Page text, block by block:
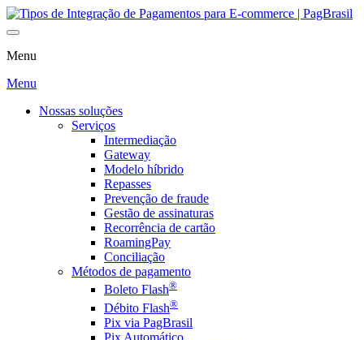
Menu
Menu
Nossas soluções
Serviços
Intermediação
Gateway
Modelo híbrido
Repasses
Prevenção de fraude
Gestão de assinaturas
Recorrência de cartão
RoamingPay
Conciliação
Métodos de pagamento
Boleto Flash®
Débito Flash®
Pix via PagBrasil
Pix Automático